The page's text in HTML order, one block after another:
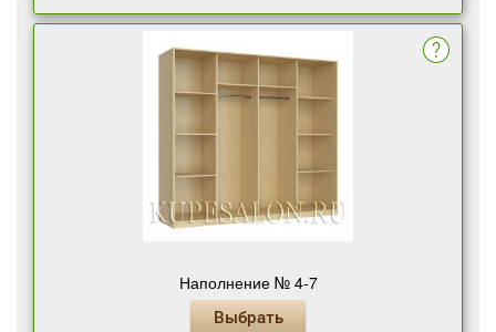
Наполнение № 4-7
Выбрать